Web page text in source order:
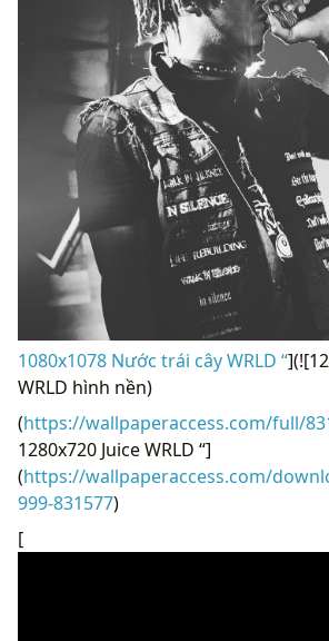
1080x1078 Nước trái cây WRLD “
WRLD hình nền)
(https://wallpaperaccess.com/full/
1280x720 Juice WRLD “]
(https://wallpaperaccess.com/
999-831577)
[